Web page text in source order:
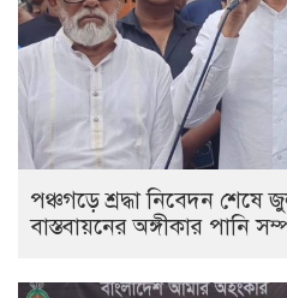
পঞ্চগড়ে শ্রদ্ধা নিবেদন শেষে
বাস্তবায়নের অঙ্গীকার পানি